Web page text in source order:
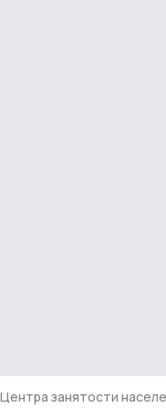
занятости